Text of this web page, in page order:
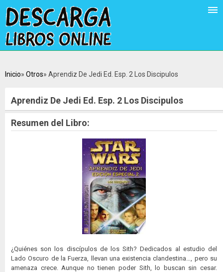
Inicio Otros Aprendiz De Jedi Ed. Esp. 2 Los Discipulos
Aprendiz De Jedi Ed. Esp. 2 Los Discipulos
Resumen del Libro:
¿Quiénes son los discípulos de los Sith? Dedicados al estudio del
Lado Oscuro de la Fuerza, llevan una existencia clandestina…, pero su
amenaza crece. Aunque no tienen poder Sith, lo buscan sin cesar.